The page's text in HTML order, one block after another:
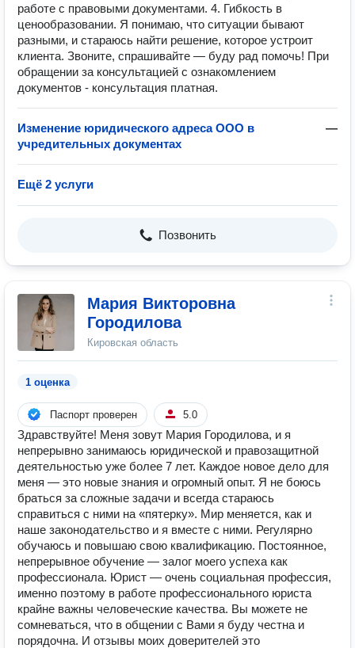
работе с правовыми документами. 4. Гибкость в
ценообразовании. Я понимаю, что ситуации бывают
разными, и стараюсь найти решение, которое устроит
клиента. Звоните, спрашивайте — буду рад помочь! При
обращении за консультацией с ознакомлением
документов - консультация платная.
Изменение юридического адреса ООО в
учредительных документах
—
Ещё 2 услуги
Позвонить
Мария Викторовна
Городилова
Кировская область
1 оценка
Паспорт проверен 5.0
Здравствуйте! Меня зовут Мария Городилова, и я
непрерывно занимаюсь юридической и правозащитной
деятельностью уже более 7 лет. Каждое новое дело для
меня — это новые знания и огромный опыт. Я не боюсь
браться за сложные задачи и всегда стараюсь
справиться с ними на «пятерку». Мир меняется, как и
наше законодательство и я вместе с ними. Регулярно
обучаюсь и повышаю свою квалификацию. Постоянное,
непрерывное обучение — залог моего успеха как
профессионала. Юрист — очень социальная профессия,
именно поэтому в работе профессионального юриста
крайне важны человеческие качества. Вы можете не
сомневаться, что в общении с Вами я буду честна и
порядочна. И отзывы моих доверителей это